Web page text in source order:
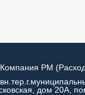
РМ
дом 20А,